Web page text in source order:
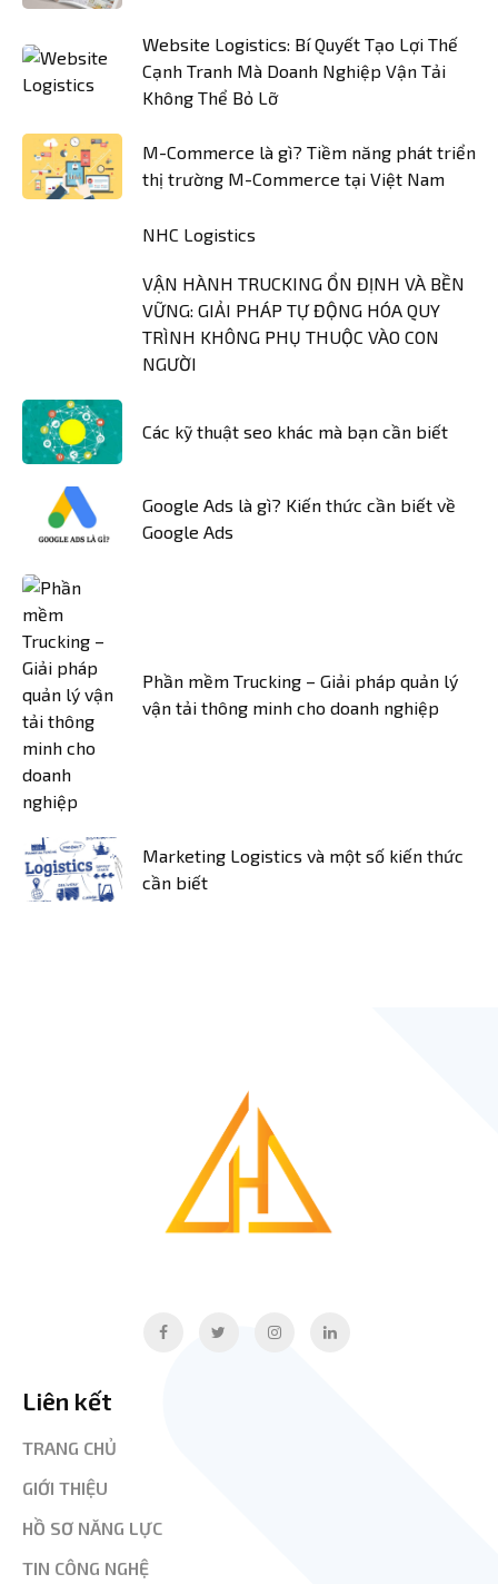
Website Logistics: Bí Quyết Tạo Lợi Thế
Cạnh Tranh Mà Doanh Nghiệp Vận Tải
Không Thể Bỏ Lỡ
M-Commerce là gì? Tiềm năng phát triển
thị trường M-Commerce tại Việt Nam
NHC Logistics
VẬN HÀNH TRUCKING ỔN ĐỊNH VÀ BỀN
VỮNG: GIẢI PHÁP TỰ ĐỘNG HÓA QUY
TRÌNH KHÔNG PHỤ THUỘC VÀO CON
NGƯỜI
Các kỹ thuật seo khác mà bạn cần biết
Google Ads là gì? Kiến thức cần biết về
Google Ads
Phần mềm Trucking – Giải pháp quản lý
vận tải thông minh cho doanh nghiệp
Marketing Logistics và một số kiến thức
cần biết
Liên kết
TRANG CHỦ
GIỚI THIỆU
HỒ SƠ NĂNG LỰC
TIN CÔNG NGHỆ